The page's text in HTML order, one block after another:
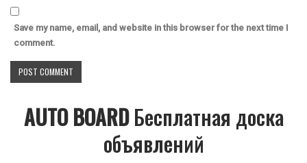
Save my name, email, and website in this browser for the next time I
comment.
AUTO BOARDБесплатная доска
объявлений